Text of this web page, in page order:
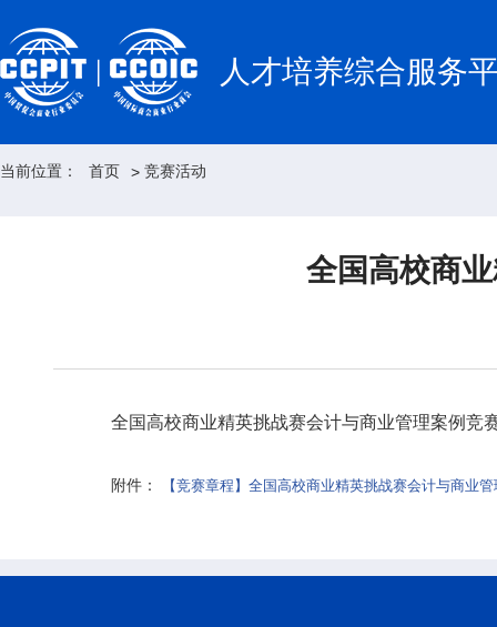
人才培养综合服务
当前位置： 首页 > 竞赛活动
全国高校商
全国高校商业精英挑战赛会计与商业管理案例竞
附件： 【竞赛章程】全国高校商业精英挑战赛会计与商业